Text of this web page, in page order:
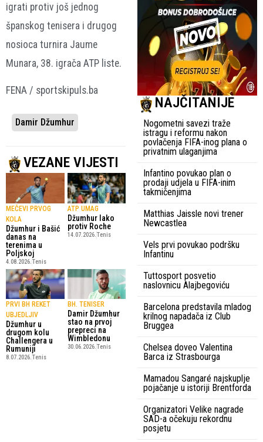
igrati protiv još jednog
španskog tenisera i drugog
nosioca turnira Jaume
Munara, 38. igrača ATP liste.
FENA / sportskipuls.ba
Damir Džumhur
VEZANE VIJESTI
MEČEVI PRVOG
KOLA
Džumhur i Bašić
danas na
terenima u
Poljskoj
4.08.2026. Tenis
ATP UMAG
Džumhur lako
protiv Roche
14.07.2026. Tenis
PRVI BH REKET
UBJEDLJIV
Džumhur u
drugom kolu
Challengera u
Rumuniji
8.07.2026.Tenis
BH. TENISER
Damir Džumhur
stao na prvoj
prepreci na
Wimbledonu
30.06.2026.Tenis
NAJČITANIJE
Nogometni savezi traže
istragu i reformu nakon
povlačenja FIFA-inog plana o
privatnim ulaganjima
Infantino povukao plan o
prodaji udjela u FIFA-inim
takmičenjima
Matthias Jaissle novi trener
Newcastlea
Vels prvi povukao podršku
Infantinu
Tuttosport posvetio
naslovnicu Alajbegoviću
Barcelona predstavila mladog
krilnog napadača iz Club
Bruggea
Chelsea doveo Valentina
Barca iz Strasbourga
Mamadou Sangaré najskuplje
pojačanje u istoriji Brentforda
Organizatori Velike nagrade
SAD-a očekuju rekordnu
posjetu